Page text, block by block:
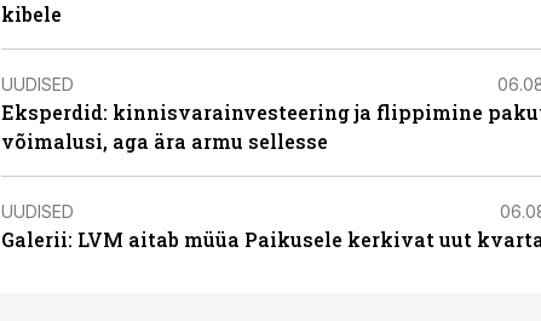
kibele
UUDISED
Eksperdid: kinnisvarainvesteering ja flippimine
võimalusi, aga ära armu sellesse
UUDISED
Galerii: LVM aitab müüa Paikusele kerkivat uut